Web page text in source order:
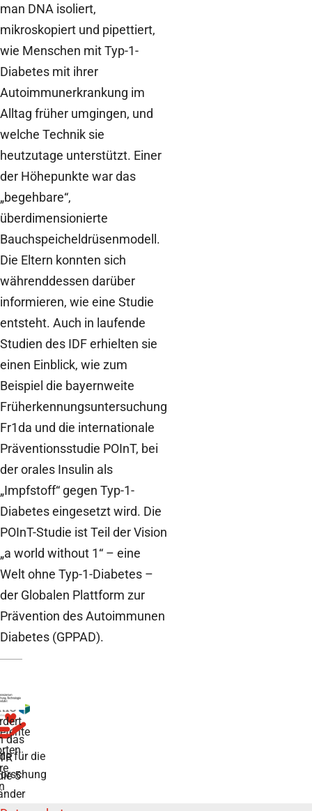
man DNA isoliert,
mikroskopiert und pipettiert,
wie Menschen mit Typ-1-
Diabetes mit ihrer
Autoimmunerkrankung im
Alltag früher umgingen, und
welche Technik sie
heutzutage unterstützt. Einer
der Höhepunkte war das
„begehbare“,
überdimensionierte
Bauchspeicheldrüsenmodell.
Die Eltern konnten sich
währenddessen darüber
informieren, wie eine Studie
entsteht. Auch in laufende
Studien des IDF erhielten sie
einen Einblick, wie zum
Beispiel die bayernweite
Früherkennungsuntersuchung
Fr1da und die internationale
Präventionsstudie POInT, bei
der orales Insulin als
„Impfstoff“ gegen Typ-1-
Diabetes eingesetzt wird. Die
POInT-Studie ist Teil der Vision
„a world without 1“ – eine
Welt ohne Typ-1-Diabetes –
der Globalen Plattform zur
Prävention des Autoimmunen
Diabetes (GPPAD).
für die
das
5